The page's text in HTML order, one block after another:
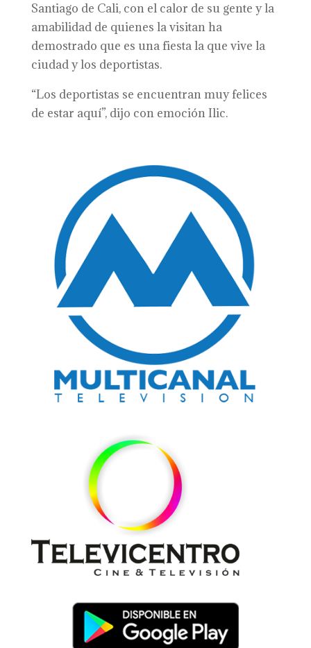
Santiago de Cali, con el calor de su gente y la
amabilidad de quienes la visitan ha
demostrado que es una fiesta la que vive la
ciudad y los deportistas.
“Los deportistas se encuentran muy felices
de estar aquí”, dijo con emoción Ilic.